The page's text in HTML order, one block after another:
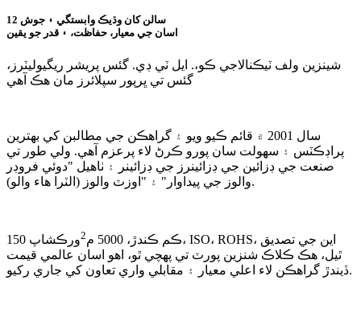
12 سالن کان وڌيڪ وابستگي ۽ جوش
اسان جي معيار، حفاظت، ۽ قدر جو يقين
شينزين ولف ٽيڪنالاجي ڪو،. ايل ٽي ڊي. گئس پريشر ريگيوليٽرز،
گئس تي ڀرپور سپلائرز مان هڪ آهي
سال 2001 ۾ قائم ڪيو ويو ۽ گراهڪن جي مطالبن کي بهترين
پراڊڪٽس ۽ سهولت سان پورو ڪرڻ لاء پرعزم آهي. ولي طور تي
صنعت جي ڊزائين جي ڊزائينرز جي ڊزائينر ۽ ٺاهيل "دوئي فروڊر
والوز جي پيداوار" ۽ "اوزٽ والوز (الٽرا هاء والو).
150 ڪم ڪندڙ، 5000 م 2ورڪشاپ، ISO، ROHS، اين جي تصديق
ٿيل، هڪ ڪلاڪ شنزين پورٽ تي پهچي ٿو، اهو اسان عالمي قيمت
ڏيندڙ گراهڪن لاء اعلي معيار ۽ مقابلي واري تعاون کي جاري رکيو.